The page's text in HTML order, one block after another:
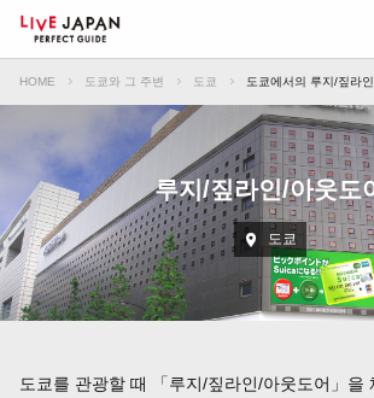
HOME 도쿄와 그 주변 도쿄 도쿄에서의 루지/짚라
루지/짚라인/아웃도
도쿄
도쿄를 관광할 때 「루지/짚라인/아웃도어」을